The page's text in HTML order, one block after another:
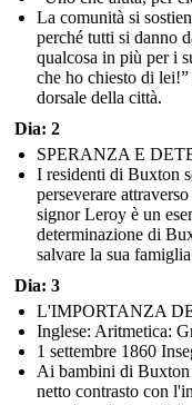
La comunità si
perché tutti si danno
qualcosa in più per i
che ho chiesto di
dorsale della città.
Dia: 2
SPERANZA E
I residenti di Buxton
perseverare
signor Leroy è un
determinazione di
salvare la sua
Dia: 3
L'IMPORTANZA
Inglese: Aritmetica:
1 settembre 1860
Ai bambini di Buxton
netto contrasto con